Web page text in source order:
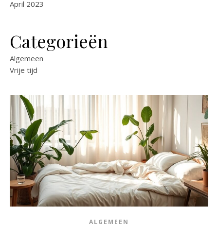
April 2023
Categorieën
Algemeen
Vrije tijd
ALGEMEEN